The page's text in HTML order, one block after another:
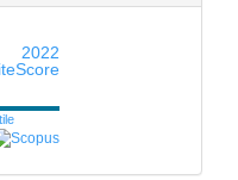
2022